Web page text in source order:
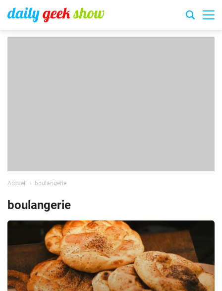
Accueil boulangerie
boulangerie